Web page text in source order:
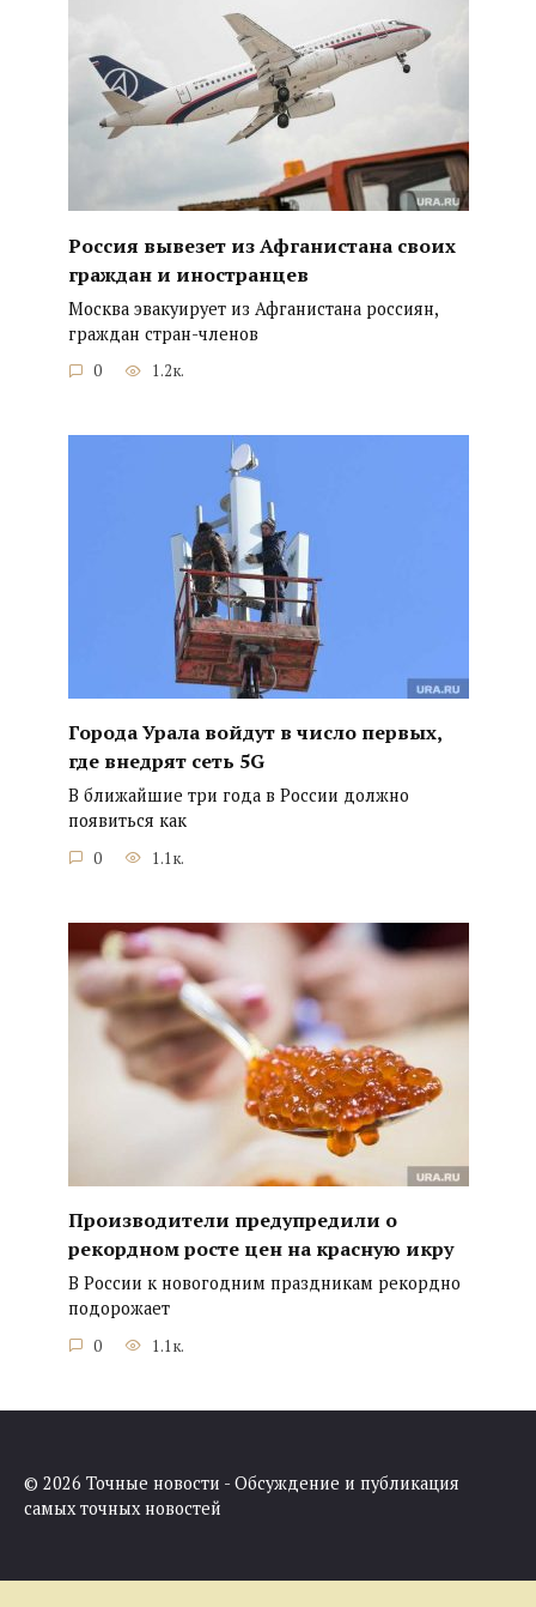
Россия вывезет из Афганистана своих
граждан и иностранцев
Москва эвакуирует из Афганистана россиян,
граждан стран-членов
0 1.2к.
Города Урала войдут в число первых,
где внедрят сеть 5G
В ближайшие три года в России должно
появиться как
0 1.1к.
Производители предупредили о
рекордном росте цен на красную икру
В России к новогодним праздникам рекордно
подорожает
0 1.1к.
© 2026 Точные новости - Обсуждение и публикация
самых точных новостей